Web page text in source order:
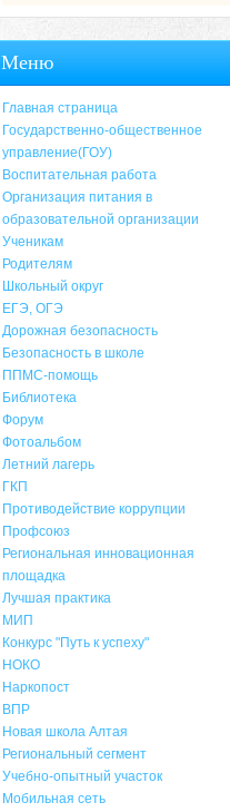
Адрес
659635, Алтайский край,
6-49, электронный адрес:
Меню
Главная страница
Государственно-общественное
управление(ГОУ)
Воспитательная работа
Организация питания в
образовательной организации
Ученикам
Родителям
Школьный округ
ЕГЭ, ОГЭ
Дорожная безопасность
Безопасность в школе
ППМС-помощь
Библиотека
Форум
Фотоальбом
Летний лагерь
ГКП
Противодействие коррупции
Профсоюз
Региональная инновационная
площадка
Лучшая практика
МИП
Конкурс "Путь к успеху"
НОКО
Наркопост
ВПР
Новая школа Алтая
Региональный сегмент
Учебно-опытный участок
Мобильная сеть